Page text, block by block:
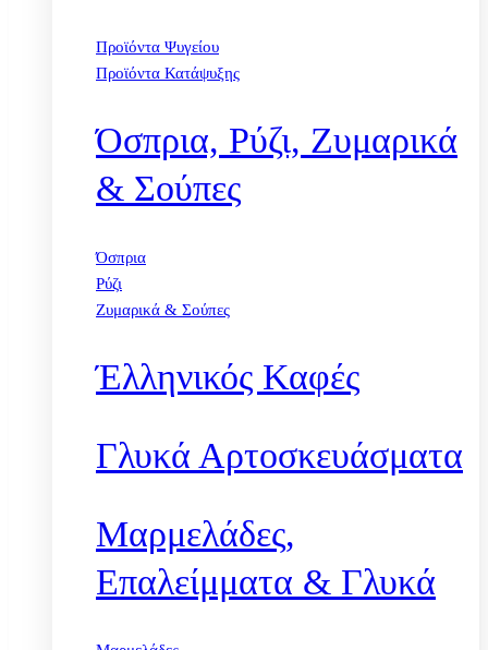
Προϊόντα Ψυγείου
Προϊόντα Κατάψυξης
Όσπρια, Ρύζι, Ζυμαρικά
& Σούπες
Όσπρια
Ρύζι
Ζυμαρικά & Σούπες
Έλληνικός Καφές
Γλυκά Αρτοσκευάσματα
Μαρμελάδες,
Επαλείμματα & Γλυκά